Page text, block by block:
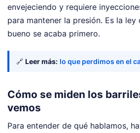
envejeciendo y requiere
para mantener la presión. Es la ley
bueno se acaba primero.
🔗 Leer más: lo que perdimos en el
Cómo se miden los
vemos
Para entender de qué hablamos,